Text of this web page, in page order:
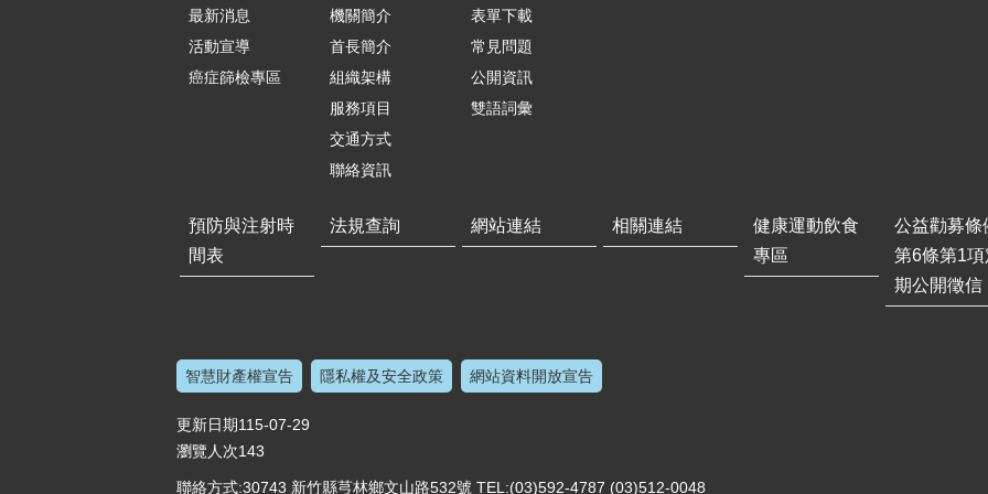
最新消息
活動宣導
癌症篩檢專區
機關簡介
首長簡介
組織架構
服務項目
交通方式
聯絡資訊
表單下載
常見問題
公開資訊
雙語詞彙
預防與注射時
間表
法規查詢 網站連結 相關連結
健康運動飲食
專區
公益勸募條
第6條第1項
期公開徵信
智慧財產權宣告 隱私權及安全政策 網站資料開放宣告
更新日期115-07-29
瀏覽人次143
聯絡方式:30743 新竹縣芎林鄉文山路532號 TEL:(03)592-4787 (03)512-0048